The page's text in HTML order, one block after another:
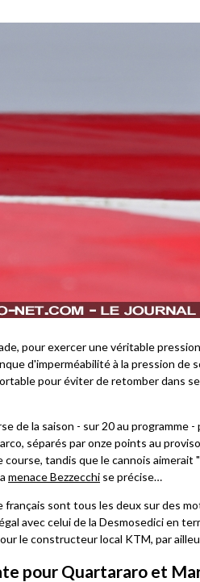
pour exercer une véritable
d'imperméabilité à la pression de
pour éviter de retomber dans
de la saison - sur 20 au
séparés par onze points au
course, tandis que le cannois
menace Bezzecchi se précise…
français sont tous les deux sur des
avec celui de la Desmosedici en
le constructeur local KTM, par
pour Quartararo et